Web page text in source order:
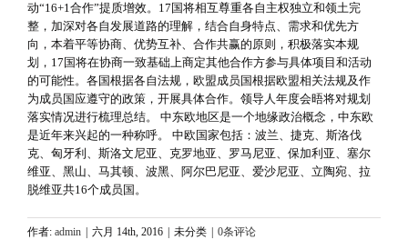
动“16+1合作”提质增效。17国将相互尊重各自主权独立和领土完
整，加深对各自发展道路的理解，结合自身特点、需求和优先方
向，本着平等协商、优势互补、合作共赢的原则，积极落实本规
划，17国将在协商一致基础上商定其他合作方参与具体项目和活动
的可能性。各国根据各自法规，欧盟成员国根据欧盟相关法规及作
为成员国应遵守的政策，开展具体合作。领导人年度会晤将对规划
落实情况进行梳理总结。 中东欧地区是一个地缘政治概念，中东欧
是近年来兴起的一种称呼。 中欧国家包括：波兰、捷克、斯洛伐
克、匈牙利、斯洛文尼亚、克罗地亚、罗马尼亚、保加利亚、塞尔
维亚、黑山、马其顿、波黑、阿尔巴尼亚、爱沙尼亚、立陶宛、拉
脱维亚共16个成员国。
作者: admin 六月 14th, 2016 未分类
0条评论